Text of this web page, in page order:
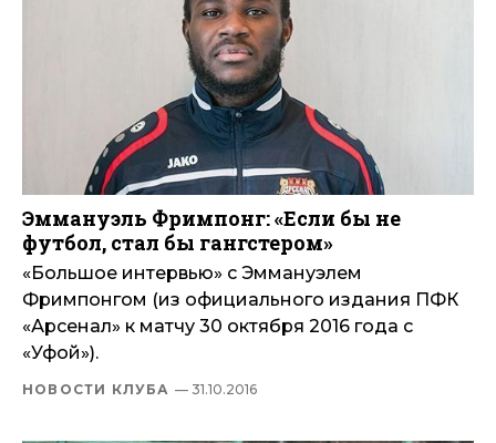
Эммануэль Фримпонг: «Если бы не
футбол, стал бы гангстером»
«Большое интервью» с Эммануэлем
Фримпонгом (из официального издания ПФК
«Арсенал» к матчу 30 октября 2016 года с
«Уфой»).
НОВОСТИ КЛУБА — 31.10.2016